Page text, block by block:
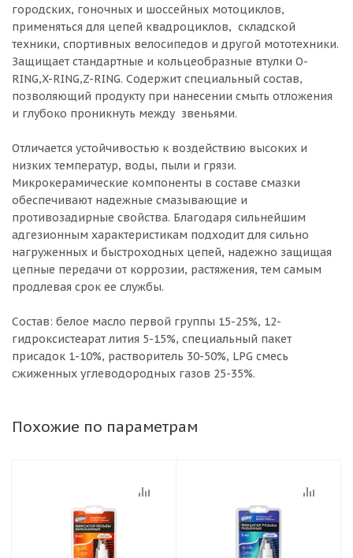
городских, гоночных и шоссейных мотоциклов,
применяться для цепей квадроциклов, складской
техники, спортивных велосипедов и другой мототехники.
Защищает стандартные и кольцеобразные втулки O-
RING,X-RING,Z-RING. Содержит специальный состав,
позволяющий продукту при нанесении смыть отложения
и глубоко проникнуть между звеньями.
Отличается устойчивостью к воздействию высоких и
низких температур, воды, пыли и грязи.
Микрокерамические компоненты в составе смазки
обеспечивают надежные смазывающие и
противозадирные свойства. Благодаря сильнейшим
адгезионным характеристикам подходит для сильно
нагруженных и быстроходных цепей, надежно защищая
цепные передачи от коррозии, растяжения, тем самым
продлевая срок ее службы.
Состав: белое масло первой группы 15-25%, 12-
гидроксистеарат лития 5-15%, специальный пакет
присадок 1-10%, растворитель 30-50%, LPG смесь
сжиженных углеводородных газов 25-35%.
Похожие по параметрам